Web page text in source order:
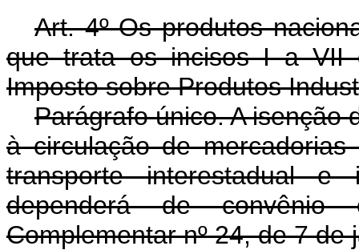
Art. 4º Os produtos
que trata os incisos I a VII
Imposto sobre Produtos
Parágrafo único. A isenção
à circulação de
transporte interestadual e
dependerá de
Complementar nº 24, de 7 de